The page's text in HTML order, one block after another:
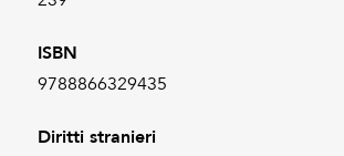
ISBN
9788866329435
Diritti stranieri